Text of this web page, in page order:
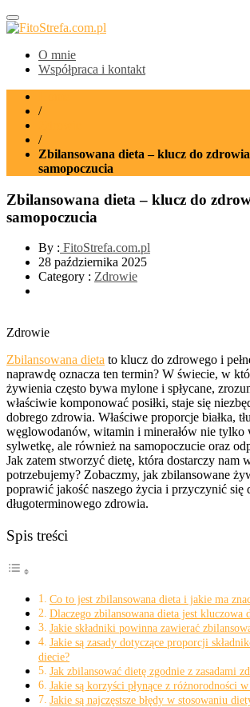
O mnie
Współpraca i kontakt
/
/
Zbilansowana dieta – klucz do
samopoczucia
Zbilansowana dieta – klucz do
samopoczucia
By : FitoStrefa.com.pl
28 października 2025
Category : Zdrowie
Zdrowie
Zbilansowana dieta to klucz do zdrowego i
naprawdę oznacza ten termin? W świecie, w
żywienia często bywa mylone i spłycane,
właściwie komponować posiłki, staje się
dobrego zdrowia. Właściwe proporcje białka,
węglowodanów, witamin i minerałów nie tylko
sylwetkę, ale również na samopoczucie oraz
Jak zatem stworzyć dietę, która dostarczy nam
potrzebujemy? Zobaczmy, jak zbilansowane
poprawić jakość naszego życia i przyczynić się
długoterminowego zdrowia.
Spis treści
Co to jest zbilansowana dieta i jakie ma
Dlaczego zbilansowana dieta jest kluczowa
Jakie składniki powinna zawierać
Jakie są zasady dotyczące proporcji
diecie?
Jak zbilansować dietę zgodnie z zasadami
Jakie są korzyści płynące z różnorodności
Jakie są najczęstsze błędy w stosowaniu